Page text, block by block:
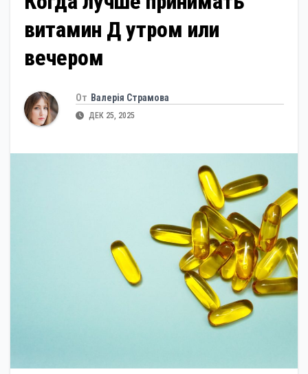
витамин Д утром или
вечером
От Валерія Страмова
ДЕК 25, 2025